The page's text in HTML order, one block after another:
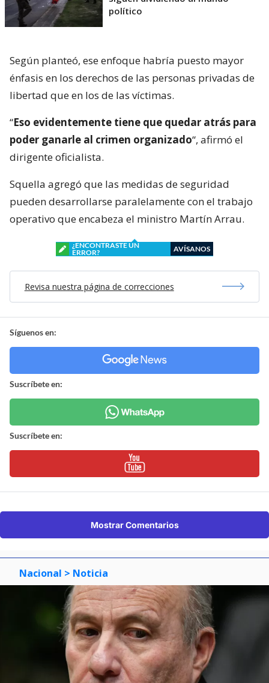
político
Según planteó, ese enfoque habría puesto mayor
énfasis en los derechos de las personas privadas de
libertad que en los de las víctimas.
“Eso evidentemente tiene que quedar atrás para
poder ganarle al crimen organizado“, afirmó el
dirigente oficialista.
Squella agregó que las medidas de seguridad
pueden desarrollarse paralelamente con el trabajo
operativo que encabeza el ministro Martín Arrau.
¿ENCONTRASTE UN
ERROR?
AVÍSANOS
Revisa nuestra página de correcciones
Síguenos en:
Suscríbete en:
Suscríbete en:
Mostrar Comentarios
Nacional > Noticia